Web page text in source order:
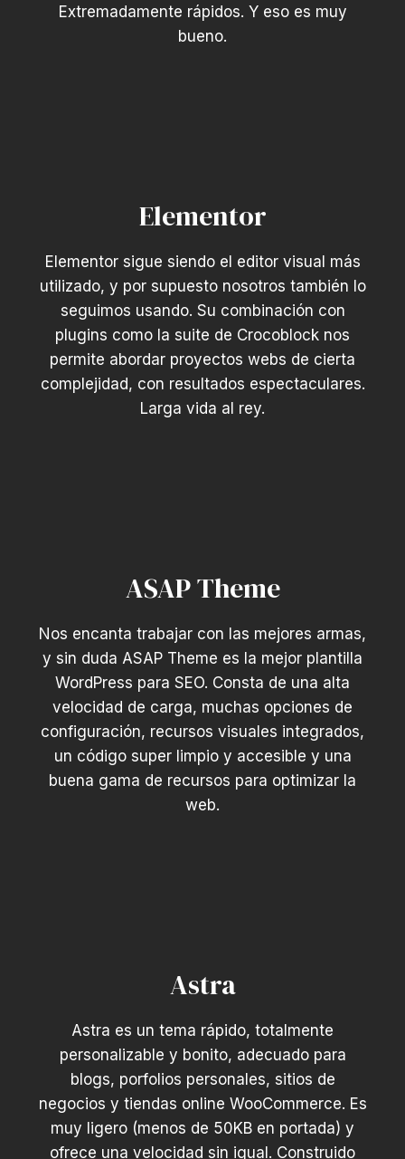
Extremadamente rápidos. Y eso es muy
bueno.
Elementor
Elementor sigue siendo el editor visual más
utilizado, y por supuesto nosotros también lo
seguimos usando. Su combinación con
plugins como la suite de Crocoblock nos
permite abordar proyectos webs de cierta
complejidad, con resultados espectaculares.
Larga vida al rey.
ASAP Theme
Nos encanta trabajar con las mejores armas,
y sin duda ASAP Theme es la mejor plantilla
WordPress para SEO. Consta de una alta
velocidad de carga, muchas opciones de
configuración, recursos visuales integrados,
un código super limpio y accesible y una
buena gama de recursos para optimizar la
web.
Astra
Astra es un tema rápido, totalmente
personalizable y bonito, adecuado para
blogs, porfolios personales, sitios de
negocios y tiendas online WooCommerce. Es
muy ligero (menos de 50KB en portada) y
ofrece una velocidad sin igual. Construido